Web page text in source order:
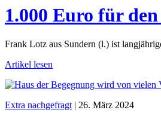
1.000 Euro für
Frank Lotz aus Sundern (l.) ist
Artikel lesen
Extra nachgefragt | 26. März 2024